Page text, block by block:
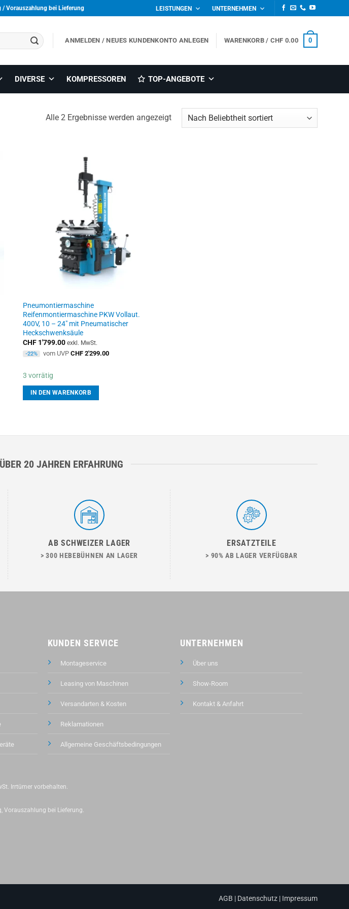
Vorauszahlung bei Lieferung LEISTUNGEN UNTERNEHMEN
ANMELDEN / NEUES KUNDENKONTO ANLEGEN WARENKORB / CHF 0.00 0
DIVERSE KOMPRESSOREN TOP-ANGEBOTE
Alle 2 Ergebnisse werden angezeigtNach
Beliebtheit
Pneumontiermaschine
Reifenmontiermaschine PKW Vollaut.
400V, 10 – 24″ mit Pneumatischer
Heckschwenksäule
CHF1'799.00 exkl. MwSt.
-22% vom UVP CHF2'299.00
3 vorrätig
IN DEN WARENKORB
20 JAHREN ERFAHRUNG
AB SCHWEIZER LAGER
> 300 HEBEBÜHNEN AN LAGER
ERSATZTEILE
> 90% AB LAGER VERFÜGBAR
KUNDEN SERVICE
Montageservice
Leasing von Maschinen
Versandarten & Kosten
Reklamationen
Allgemeine Geschäftsbedingungen
UNTERNEHMEN
Über uns
Show-Room
Kontakt & Anfahrt
Irrtümer vorbehalten.
Vorauszahlung bei Lieferung.
AGB | Datenschutz | Impressum